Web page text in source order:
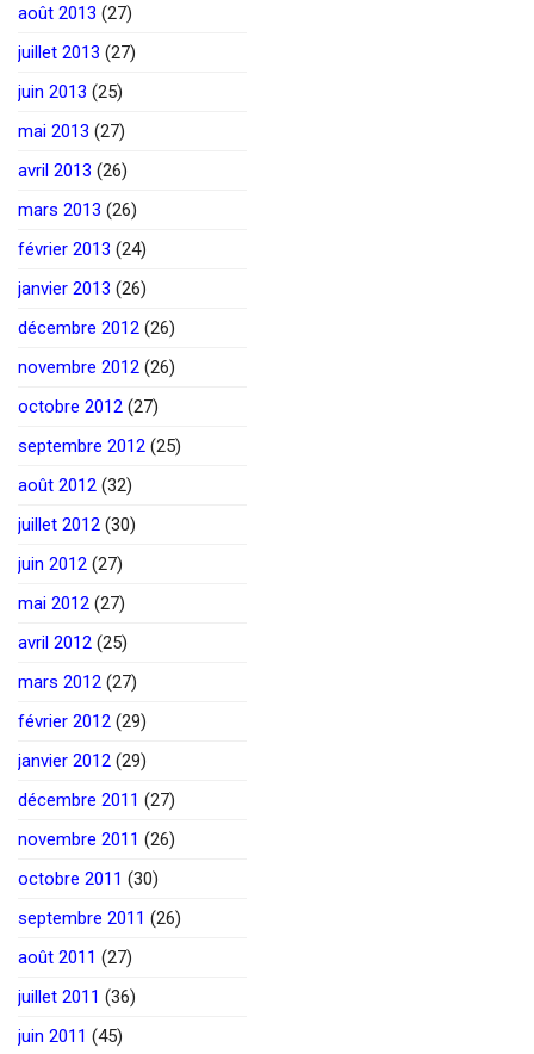
août 2013 (27)
juillet 2013 (27)
juin 2013 (25)
mai 2013 (27)
avril 2013 (26)
mars 2013 (26)
février 2013 (24)
janvier 2013 (26)
décembre 2012 (26)
novembre 2012 (26)
octobre 2012 (27)
septembre 2012 (25)
août 2012 (32)
juillet 2012 (30)
juin 2012 (27)
mai 2012 (27)
avril 2012 (25)
mars 2012 (27)
février 2012 (29)
janvier 2012 (29)
décembre 2011 (27)
novembre 2011 (26)
octobre 2011 (30)
septembre 2011 (26)
août 2011 (27)
juillet 2011 (36)
juin 2011 (45)